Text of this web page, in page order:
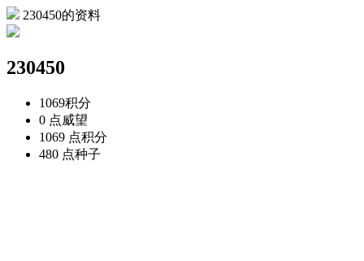
230450的资料
230450
1069积分
0 点威望
1069 点积分
480 点种子